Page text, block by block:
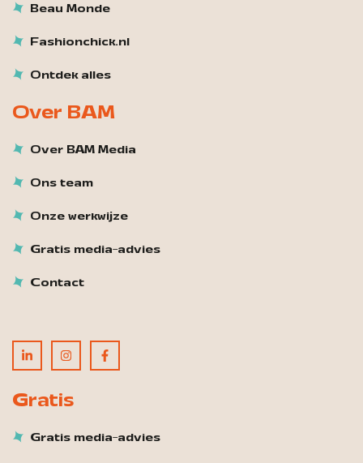
Beau Monde
Fashionchick.nl
Ontdek alles
Over BAM
Over BAM Media
Ons team
Onze werkwijze
Gratis media-advies
Contact
Gratis
Gratis media-advies